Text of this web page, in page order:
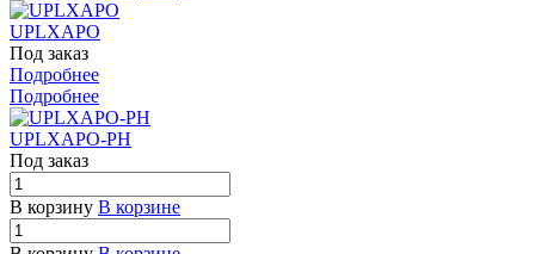
UPLXAPO
Под заказ
Подробнее
Подробнее
UPLXAPO-PH
Под заказ
В корзину В корзине